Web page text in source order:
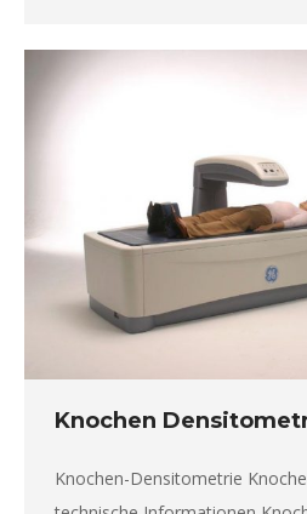
Knochen
Knochen-Densitometrie